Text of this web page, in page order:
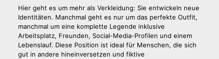
Hier geht es um mehr als Verkleidung: Sie entwickeln neue
Identitäten. Manchmal geht es nur um das perfekte Outfit,
manchmal um eine komplette Legende inklusive
Arbeitsplatz, Freunden, Social-Media-Profilen und einem
Lebenslauf. Diese Position ist ideal für Menschen, die sich
gut in andere hineinversetzen und fiktive